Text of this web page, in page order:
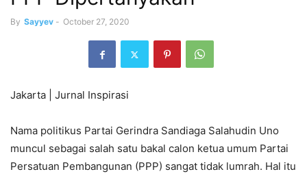
By Sayyev - October 27, 2020
Jakarta | Jurnal Inspirasi
Nama politikus Partai Gerindra Sandiaga Salahudin Uno
muncul sebagai salah satu bakal calon ketua umum Partai
Persatuan Pembangunan (PPP) sangat tidak lumrah. Hal itu